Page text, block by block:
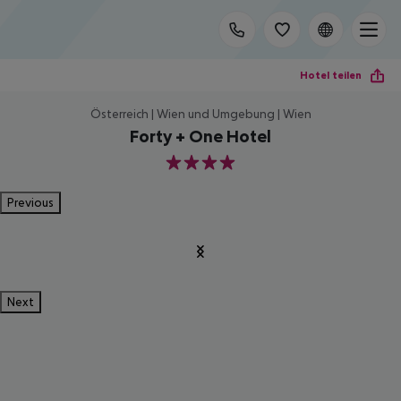
Hotel teilen
Österreich | Wien und Umgebung | Wien
Forty + One Hotel
4
Previous
Next